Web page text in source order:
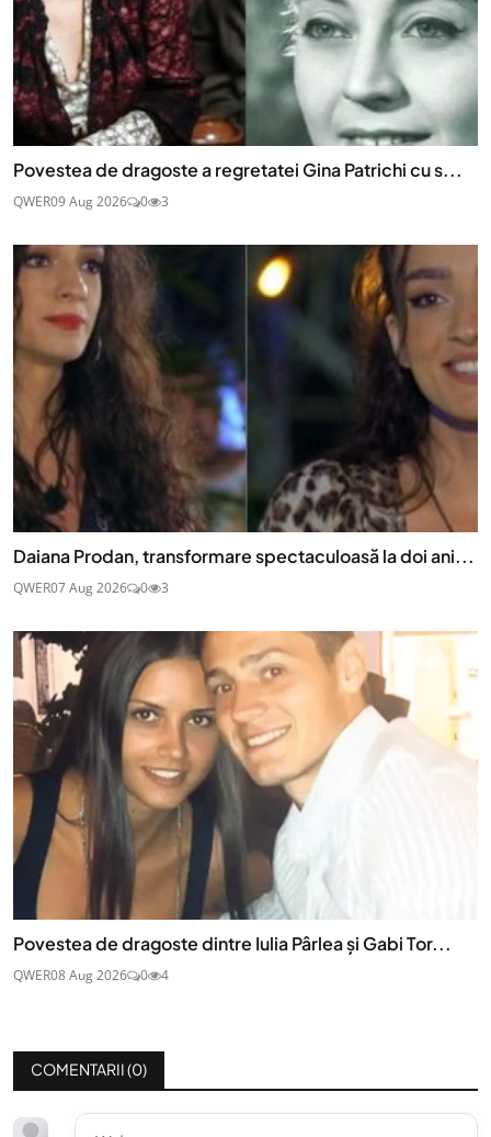
Povestea de dragoste a regretatei Gina Patrichi cu s...
QWER09 Aug 2026 0 3
Daiana Prodan, transformare spectaculoasă la doi ani...
QWER07 Aug 2026 0 3
Povestea de dragoste dintre Iulia Pârlea și Gabi Tor...
QWER08 Aug 2026 0 4
COMENTARII (0)